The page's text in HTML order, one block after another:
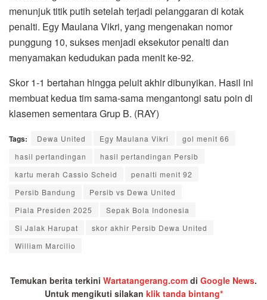
menunjuk titik putih setelah terjadi pelanggaran di kotak
penalti. Egy Maulana Vikri, yang mengenakan nomor
punggung 10, sukses menjadi eksekutor penalti dan
menyamakan kedudukan pada menit ke-92.
Skor 1-1 bertahan hingga peluit akhir dibunyikan. Hasil ini
membuat kedua tim sama-sama mengantongi satu poin di
klasemen sementara Grup B. (RAY)
Tags: Dewa United Egy Maulana Vikri
gol menit 66
hasil pertandingan
hasil pertandingan Persib
kartu merah Cassio Scheid
penalti menit 92
Persib Bandung
Persib vs Dewa United
Piala Presiden 2025
Sepak Bola Indonesia
Si Jalak Harupat
skor akhir Persib Dewa United
William Marcilio
Temukan berita terkini Wartatangerang.com di Google News.
Untuk mengikuti silakan klik tanda bintang*